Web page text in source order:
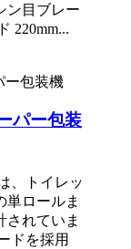
ン目ブレー
220mm...
パー包装
、トイレッ
単ロールま
されていま
ドを採用